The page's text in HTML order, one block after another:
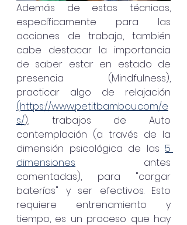
Además de estas técnicas,
específicamente para las
acciones de trabajo, también
cabe destacar la importancia
de saber estar en estado de
presencia (Mindfulness),
(https://www.petitbambou.com/e
s/), trabajos de Auto
contemplación (a través de la
dimensión psicológica de las 5
dimensiones antes
comentadas), para "cargar
baterías" y ser efectivos. Esto
requiere entrenamiento y
tiempo, es un proceso que hay